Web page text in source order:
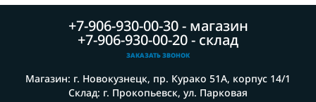
+7-906-930-00-30 - магазин
+7-906-930-00-20 - склад
ЗАКАЗАТЬ ЗВОНОК
Магазин: г. Новокузнецк, пр. Курако 51А, корпус 14/1
Склад: г. Прокопьевск, ул. Парковая